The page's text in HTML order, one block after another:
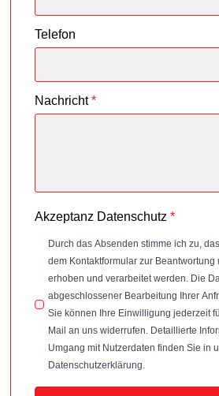
Telefon
Nachricht *
Akzeptanz Datenschutz *
Durch das Absenden stimme ich zu,
dem Kontaktformular zur Beantwortung
erhoben und verarbeitet werden. Die
abgeschlossener Bearbeitung Ihrer Anfrage
Sie können Ihre Einwilligung jederzeit
Mail an uns widerrufen. Detaillierte
Umgang mit Nutzerdaten finden Sie in
Datenschutzerklärung.